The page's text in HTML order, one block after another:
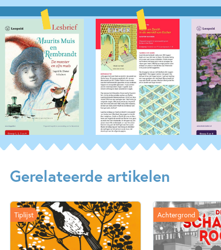
Gerelateerde artikelen
Tiplijst Achtergrond